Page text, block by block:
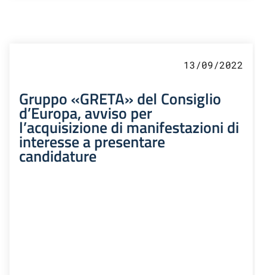
13/09/2022
Gruppo «GRETA» del Consiglio
d’Europa, avviso per
l’acquisizione di manifestazioni di
interesse a presentare
candidature